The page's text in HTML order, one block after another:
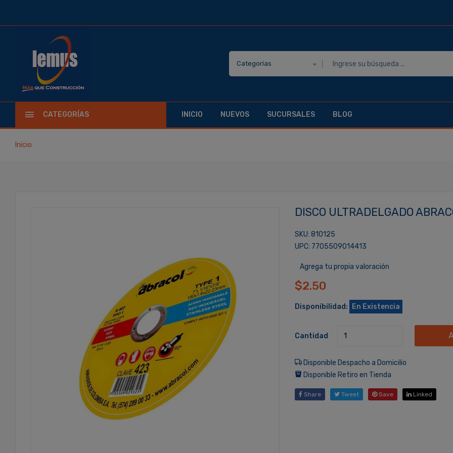
Categorías
CATEGORÍAS INICIO NUEVOS SUCURSALES BLOG
Inicio
DISCO ULTRADELGADO
SKU: 810125
UPC: 7705509014413
Agrega tu propia valoración
$2.50
Disponibilidad: En Existencia
Cantidad
Disponible Despacho a Domicilio
Disponible Retiro en Tienda
Share Tweet Save Linked